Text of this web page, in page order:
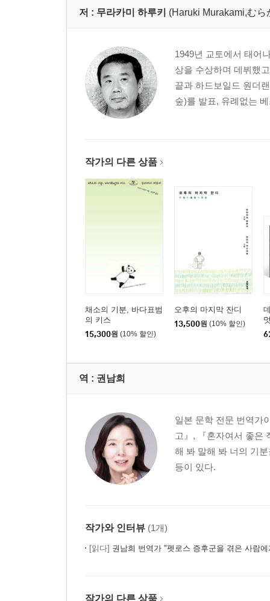
저 : 무라카미 하루키 (Haruki Murakami,む
1949년 교토에서 태어
상을 수상하며 데뷔했
끝과 하드보일드 원더
숲)를 발표, 유례없는
작가의 다른 상품
채소의 기분, 바다표범
의 키스
15,300원 (10% 할인)
오후의 마지막 잔디
13,500원 (10% 할인)
역 : 권남희
일본 문학 전문 번역가
고』, 『혼자여서 좋은
해 봐 말해 봐 너의 기
등이 있다.
작가와 인터뷰 (1개)
[읽다] 권남희 번역가 "펫로스 증후군을 겪은 사람
작가의 다른 상품